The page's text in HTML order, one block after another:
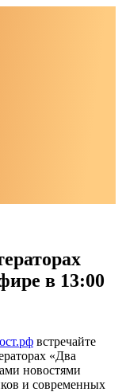
в 13:00
встречайте
«Два
новостями
и современных